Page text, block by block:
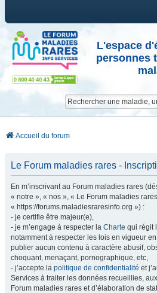
L'espace
personnes
Accueil du forum
Le Forum maladies rares -
En m’inscrivant au Forum maladies rares
« notre », « nos », « Le Forum maladies
« https://forums.maladiesraresinfo.org ») :
- je certifie être majeur(e),
- je m’engage à respecter la Charte qui régit
notamment à respecter les lois en vigueur
publier aucun contenu à caractère abusif,
choquant, menaçant, pornographique, etc,
- j’accepte la politique de confidentialité et
Services à traiter les données recueillies,
Forum maladies rares et d’élaboration de